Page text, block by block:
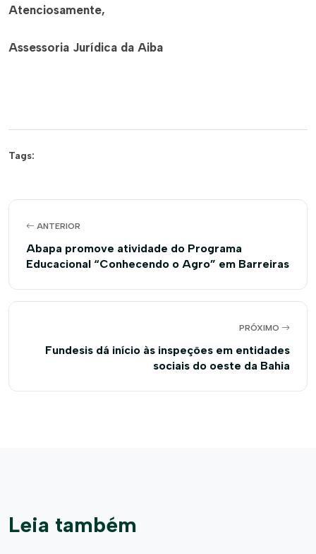
Atenciosamente,
Assessoria Jurídica da Aiba
Tags:
ANTERIOR
Abapa promove atividade do Programa
Educacional “Conhecendo o Agro” em Barreiras
PRÓXIMO
Fundesis dá início às inspeções em entidades
sociais do oeste da Bahia
Leia também